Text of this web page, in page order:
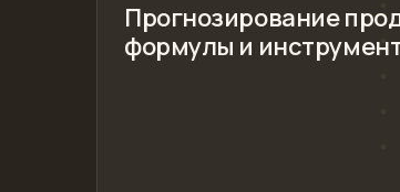
Прогнозирование
формулы и